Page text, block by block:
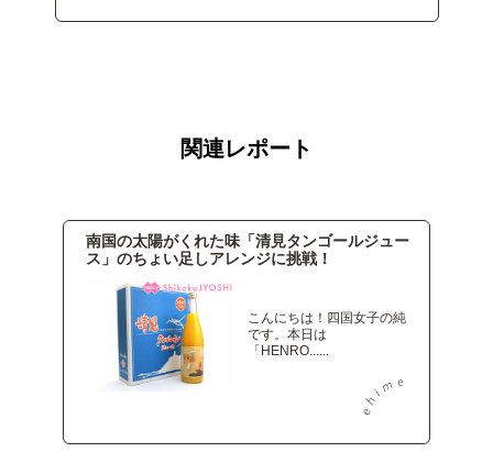
関連レポート
南国の太陽がくれた味「清見タンゴールジュー
ス」のちょい足しアレンジに挑戦！
こんにちは！四国女子の純
です。本日は
「HENRO......